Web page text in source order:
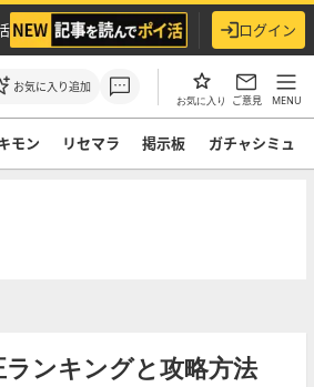
ログイン
お気に入り追加
お気に入り ご意見 MENU
モン リセマラ 掲示板 ガチャシミュ
ンキングと攻略方法